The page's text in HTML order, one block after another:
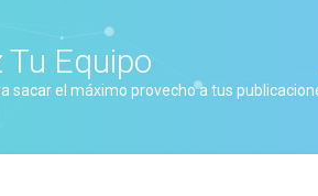
Tu Equipo
el máximo provecho a tus